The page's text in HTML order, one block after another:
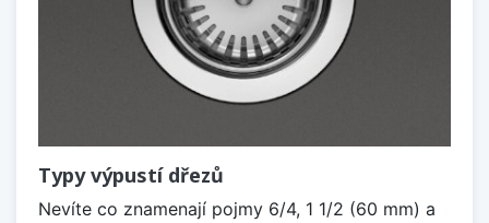
Typy výpustí dřezů
Nevíte co znamenají pojmy 6/4, 1 1/2 (60 mm) a